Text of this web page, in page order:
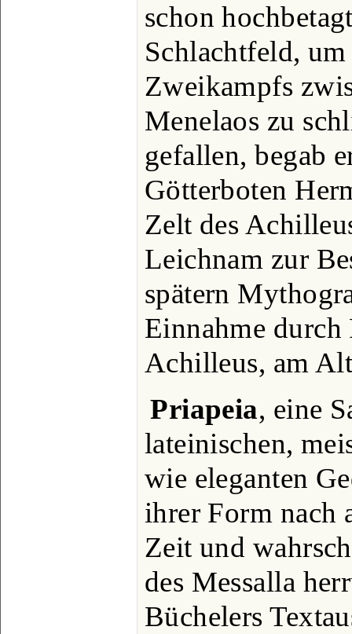
schon
Schlachtfeld,
Zweikampfs
Menelaos zu
gefallen, begab
Götterboten
Zelt des
Leichnam zur
spätern
Einnahme durch
Achilleus, am
Priapeia, eine
lateinischen,
wie eleganten
ihrer Form nach
Zeit und
des Messalla
Büchelers